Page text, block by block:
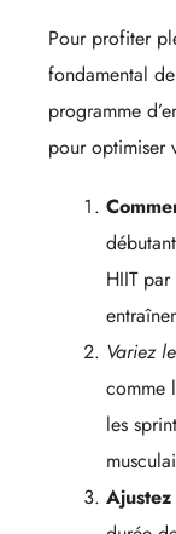
Pour profiter
fondamental
programme
pour optimiser
HIIT
Variez
comme
les